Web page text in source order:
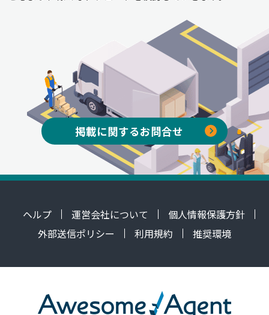
掲載に関するお問合せ
ヘルプ 運営会社について
個人情報保護方針
外部送信ポリシー
利用規約 推奨環境